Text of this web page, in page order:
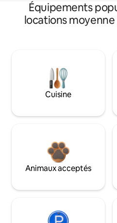
Équipements
locations
Cuisine
Animaux acceptés